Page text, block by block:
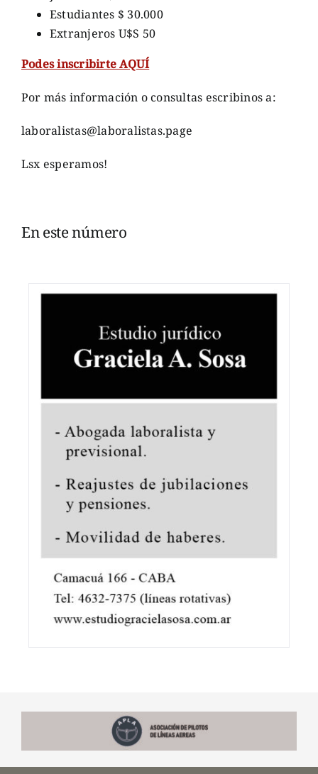
Estudiantes $ 30.000
Extranjeros U$S 50
Podes inscribirte AQUÍ
Por más información o consultas escribinos a:
laboralistas@laboralistas.page
Lsx esperamos!
En este número